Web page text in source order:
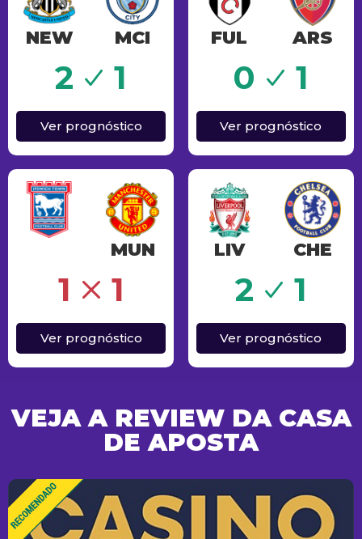
NEW MCI
2 1
Ver prognóstico
FUL ARS
0
Sucesso 1
Ver prognóstico
MUN
1 1
Ver prognóstico
LIV CHE
2
Sucesso 1
Ver prognóstico
VEJA A REVIEW DA CASA
DE APOSTA